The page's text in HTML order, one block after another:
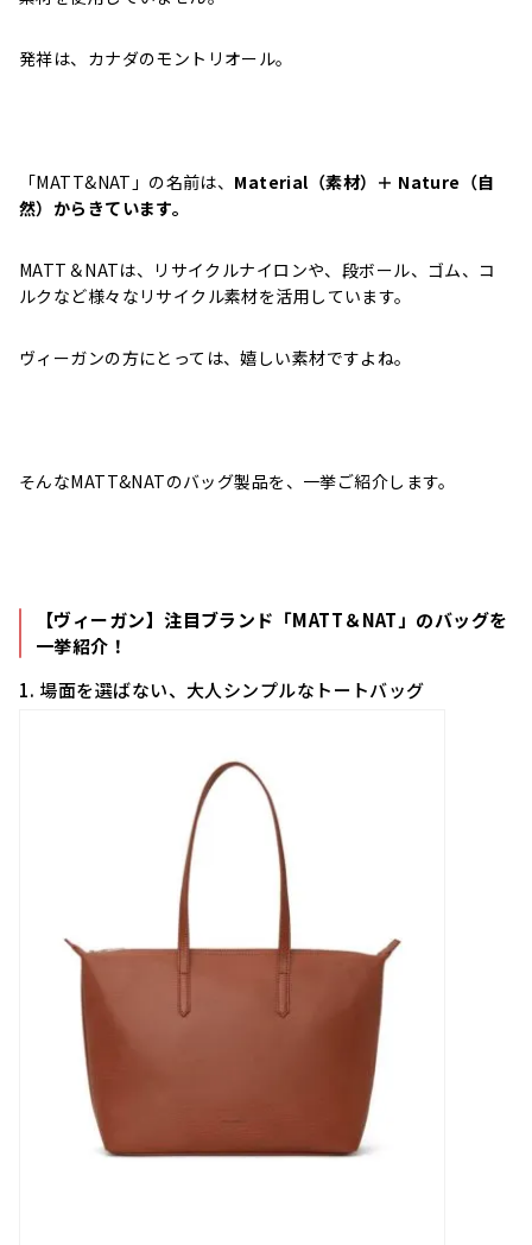
発祥は、カナダのモントリオール。
「MATT&NAT」の名前は、 Material（素材）＋ Nature（自
然）からきています。
MATT＆NATは、リサイクルナイロンや、段ボール、ゴム、コ
ルクなど様々なリサイクル素材を活用しています。
ヴィーガンの方にとっては、嬉しい素材ですよね。
そんなMATT&NATのバッグ製品を、一挙ご紹介します。
【ヴィーガン】注目ブランド「MATT＆NAT」のバッグを
一挙紹介！
1. 場面を選ばない、大人シンプルなトートバッグ